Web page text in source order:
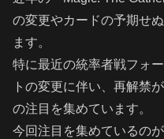
の変更やカードの予期せ
ます。
特に最近の統率者戦フォ
トの変更に伴い、再解禁
の注目を集めています。
今回注目を集めているの